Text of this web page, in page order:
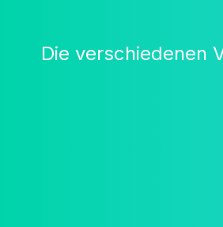
Die verschiedenen